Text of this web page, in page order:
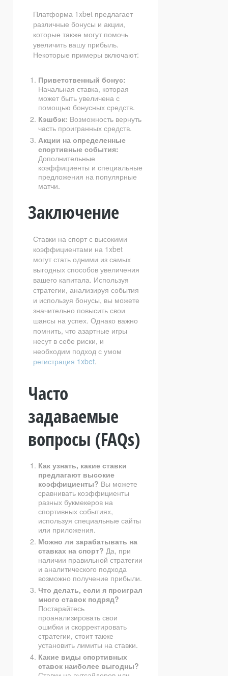
Платформа 1xbet предлагает
различные бонусы и акции,
которые также могут помочь
увеличить вашу прибыль.
Некоторые примеры включают:
Приветственный бонус:
Начальная ставка, которая
может быть увеличена с
помощью бонусных средств.
Кэшбэк: Возможность вернуть
часть проигранных средств.
Акции на определенные
спортивные события:
Дополнительные
коэффициенты и специальные
предложения на популярные
матчи.
Заключение
Ставки на спорт с высокими
коэффициентами на 1xbet
могут стать одними из самых
выгодных способов увеличения
вашего капитала. Используя
стратегии, анализируя события
и используя бонусы, вы можете
значительно повысить свои
шансы на успех. Однако важно
помнить, что азартные игры
несут в себе риски, и
необходим подход с умом
регистрация 1xbet.
Часто
задаваемые
вопросы (FAQs)
Как узнать, какие ставки
предлагают высокие
коэффициенты? Вы можете
сравнивать коэффициенты
разных букмекеров на
спортивных событиях,
используя специальные сайты
или приложения.
Можно ли зарабатывать на
ставках на спорт? Да, при
наличии правильной стратегии
и аналитического подхода
возможно получение прибыли.
Что делать, если я проиграл
много ставок подряд?
Постарайтесь
проанализировать свои
ошибки и скорректировать
стратегии, стоит также
установить лимиты на ставки.
Какие виды спортивных
ставок наиболее выгодны?